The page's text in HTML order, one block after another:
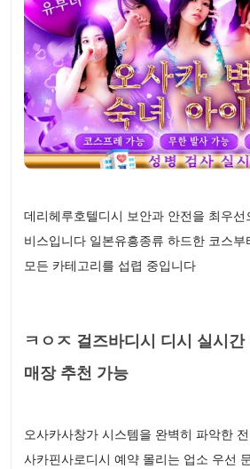
데리헤루호텔디시 보안과 안전을 최우
비스입니다 일본유흥종류 하드한 코스
모든 카테고리를 섭렵 중입니다
ㅋㅇㅈ 걸즈바디시 디시 실시
매장 추천 가능
오사카사창가 시스템을 완벽히 파악한
사카핀사로디시 예약 몰리는 업소 우선